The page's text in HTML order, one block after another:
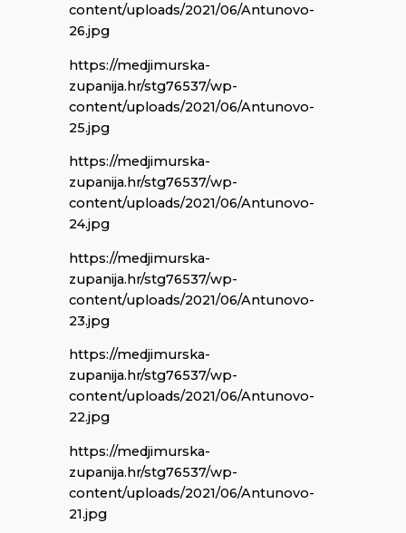
content/uploads/2021/06/Antunovo-
26.jpg
https://medjimurska-
zupanija.hr/stg76537/wp-
content/uploads/2021/06/Antunovo-
25.jpg
https://medjimurska-
zupanija.hr/stg76537/wp-
content/uploads/2021/06/Antunovo-
24.jpg
https://medjimurska-
zupanija.hr/stg76537/wp-
content/uploads/2021/06/Antunovo-
23.jpg
https://medjimurska-
zupanija.hr/stg76537/wp-
content/uploads/2021/06/Antunovo-
22.jpg
https://medjimurska-
zupanija.hr/stg76537/wp-
content/uploads/2021/06/Antunovo-
21.jpg